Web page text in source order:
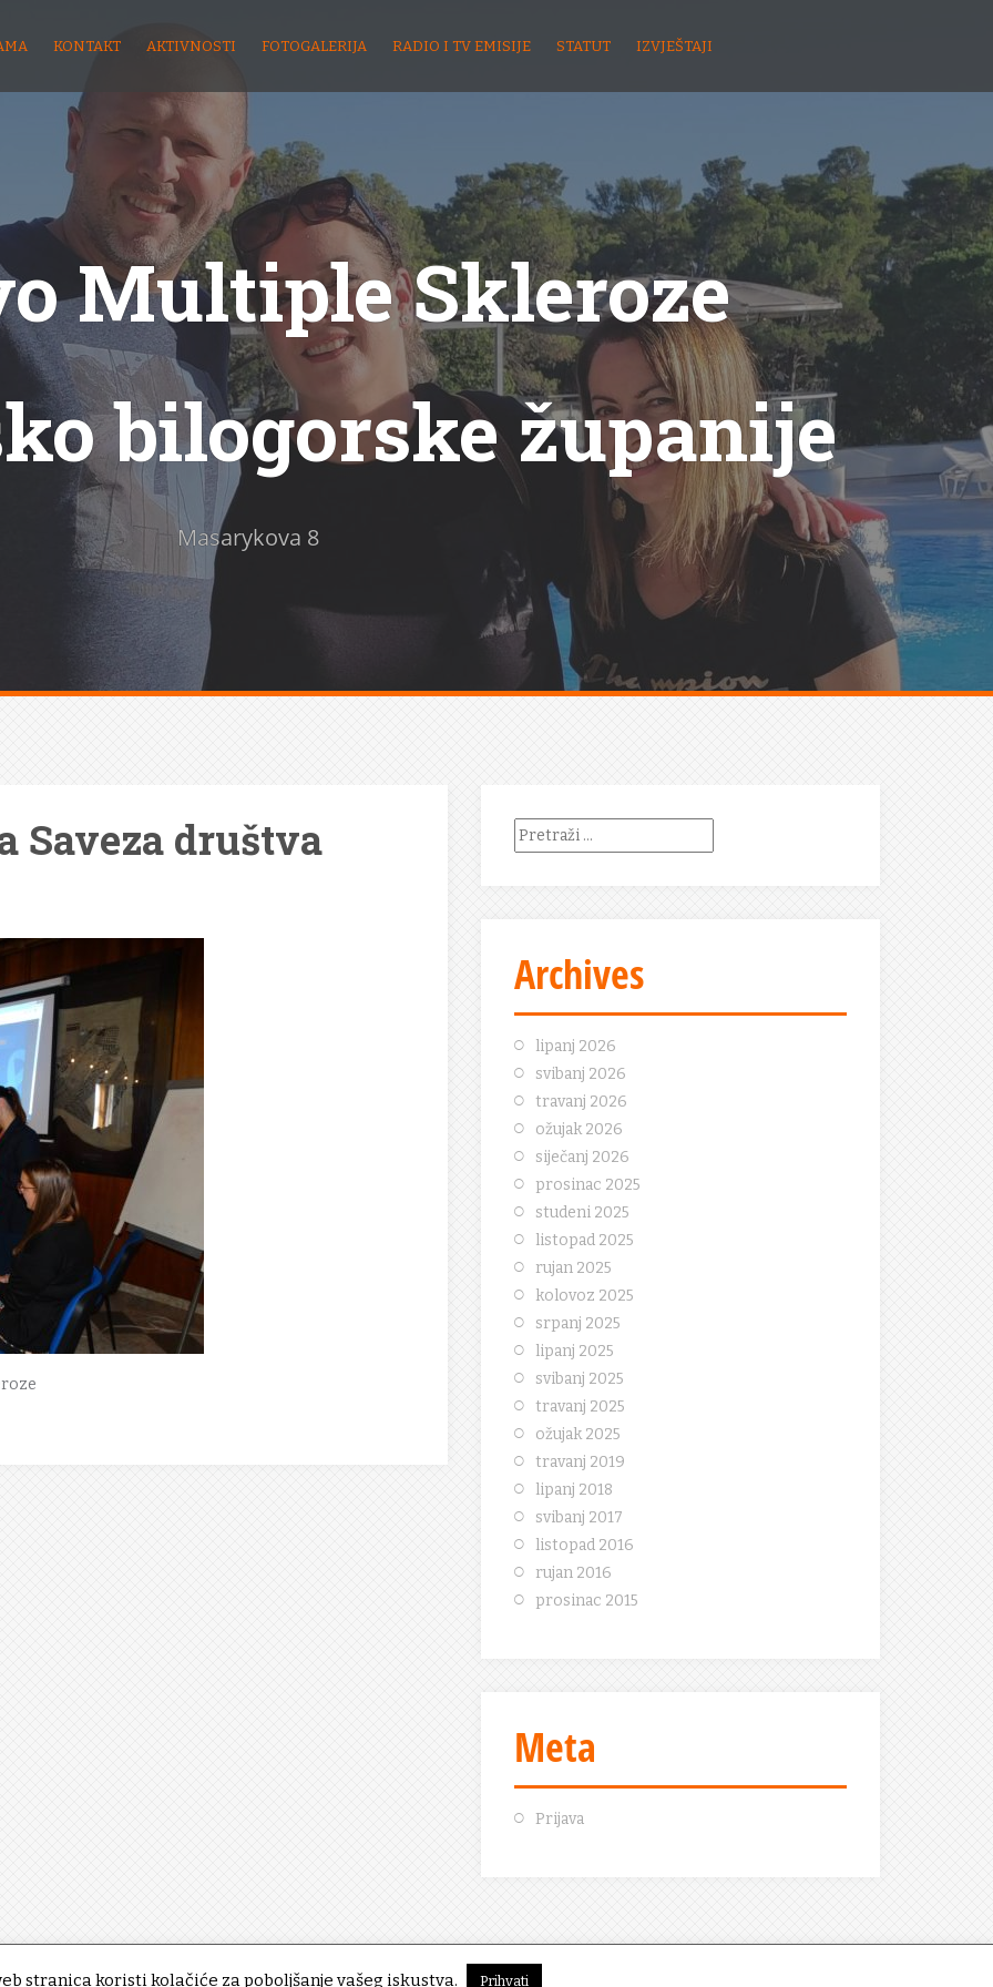
KONTAKT AKTIVNOSTI FOTOGALERIJA RADIO I TV EMISIJE STATUT IZVJEŠTAJI
Multiple Skleroze
bilogorske županije
Masarykova 8
Saveza društva
Pretraži:
Archives
lipanj 2026
svibanj 2026
travanj 2026
ožujak 2026
siječanj 2026
prosinac 2025
studeni 2025
listopad 2025
rujan 2025
kolovoz 2025
srpanj 2025
lipanj 2025
svibanj 2025
travanj 2025
ožujak 2025
travanj 2019
lipanj 2018
svibanj 2017
listopad 2016
rujan 2016
prosinac 2015
Meta
Prijava
stranica koristi kolačiće za poboljšanje vašeg iskustva. Prihvati